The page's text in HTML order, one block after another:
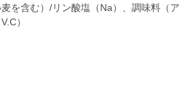
を含む）/リン酸塩（Na）、調味料（ア
）